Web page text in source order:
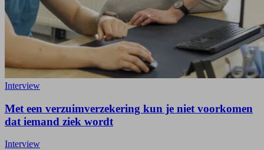
Interview
Met een verzuimverzekering kun je niet voorkomen
dat iemand ziek wordt
Interview